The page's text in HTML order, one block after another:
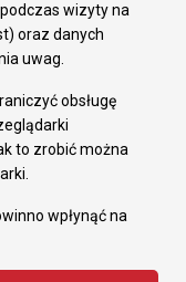
wizyty na
oraz danych
uwag.
obsługę
to zrobić można
wpłynąć na